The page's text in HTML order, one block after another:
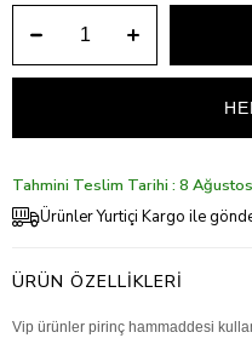
Tahmini Teslim Tarihi : 8
Ürünler Yurtiçi Kargo ile
ÜRÜN ÖZELLIKLERI
Vip ürünler pirinç hammaddesi